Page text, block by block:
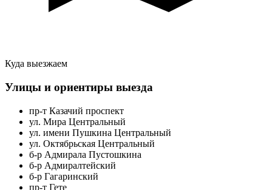
Куда выезжаем
Улицы и ориентиры выезда
пр-т Казачий проспект
ул. Мира Центральный
ул. имени Пушкина Центральный
ул. Октябрьская Центральный
б-р Адмирала Пустошкина
б-р Адмиралтейский
б-р Гагаринский
пр-т Гете